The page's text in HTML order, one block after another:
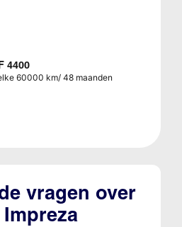
4400
60000 km/ 48 maanden
vragen over